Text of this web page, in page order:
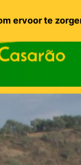
ervoor te